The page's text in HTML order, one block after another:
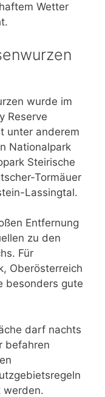
Wetter
wurde im
Reserve
unter anderem
Nationalpark
Steirische
Tormäuer
Lassingtal.
Entfernung
zu den
Für
Oberösterreich
besonders gute
darf nachts
befahren
werden.